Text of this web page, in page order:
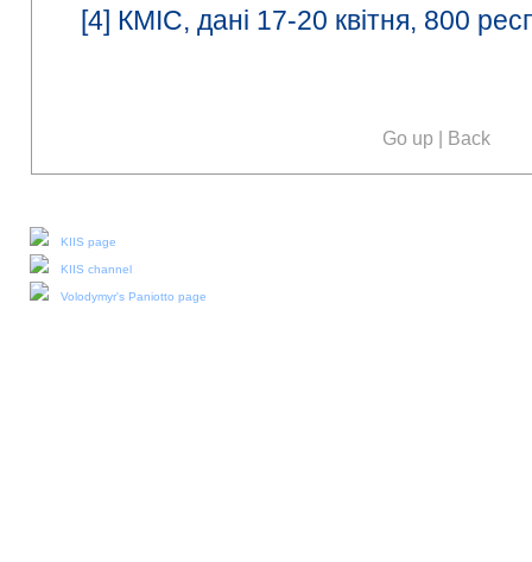
[4] КМІС, дані 17-20 квітня, 800
Go up | Back
KIIS page
KIIS channel
Volodymyr's Paniotto page